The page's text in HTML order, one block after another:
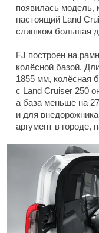
появилась модель,
настоящий Land
слишком большая
FJ построен на
колёсной базой.
1855 мм, колёсная
с Land Cruiser 250
а база меньше на
и для
аргумент в городе,